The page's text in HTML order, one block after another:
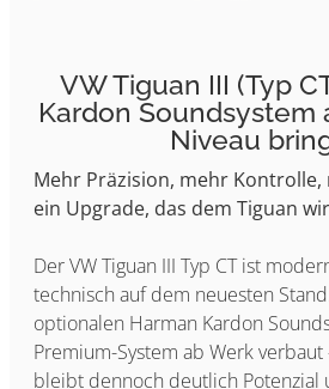
VW Tiguan III (Typ
Kardon Soundsystem
Niveau
Mehr Präzision, mehr Kontrolle,
ein Upgrade, das dem Tiguan
Der VW Tiguan III Typ CT ist
technisch auf dem neuesten
optionalen Harman Kardon
Premium-System ab Werk
bleibt dennoch deutlich Potenzial